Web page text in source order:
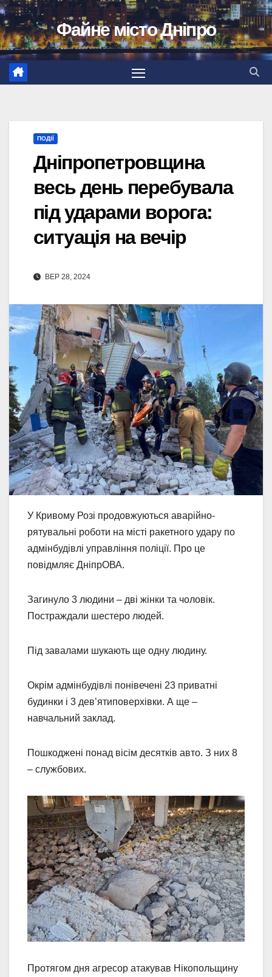
Перейти
до
вмісту
Файне місто Дніпро
ПОДІЇ
Дніпропетровщина
весь день перебувала
під ударами ворога:
ситуація на вечір
ВЕР 28, 2024
У Кривому Розі продовжуються аварійно-
рятувальні роботи на місті ракетного удару по
адмінбудівлі управління поліції. Про це
повідмляє ДніпрОВА.
Загинуло 3 людини – дві жінки та чоловік.
Постраждали шестеро людей.
Під завалами шукають ще одну людину.
Окрім адмінбудівлі понівечені 23 приватні
будинки і 3 дев’ятиповерхівки. А ще –
навчальний заклад.
Пошкоджені понад вісім десятків авто. З них 8
– службових.
Протягом дня агресор атакував Нікопольщину